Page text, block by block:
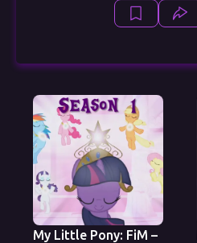
My Little Pony: FiM –